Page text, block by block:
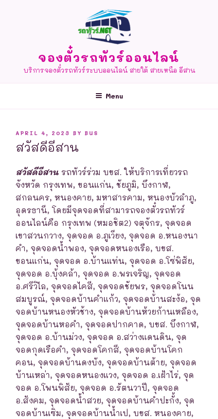
จองตั๋วรถทัวร์ออนไลน์
บริการจองตั๋วรถทัวร์ระบบออนไลน์ สายใต้ สายเหนือ อีสาน
Menu
POSTED
APRIL 4, 2023 BY BUS
สวัสดีอีสาน
สวัสดีอีสาน รถทัวร์ร่วม บขส. ให้บริการเที่ยวรถ
จังหวัด กรุงเทพ, ขอนแก่น, ชัยภูมิ, บึงกาฬ,
สกลนคร, หนองคาย, มหาสารคาม, หนองบัวลำภู,
อุดรธานี, โดยมีจุดจอดที่สามารถจองตั๋วรถทัวร์
ออนไลน์คือ กรุงเทพ (หมอชิต2) จตุจักร, จุดจอด
เขาสวนกวาง, จุดจอด อ.ภูเวียง, จุดจอด อ.หนองนา
คำ, จุดจอดน้ำพอง, จุดจอดหนองเรือ, บขส.
ขอนแก่น, จุดจอด อ.บ้านแท่น, จุดจอด อ.โซ่พิสัย,
จุดจอด อ.บุ้งคล้า, จุดจอด อ.พรเจริญ, จุดจอด
อ.ศรีวิไล, จุดจอดไคสี, จุดจอดชัยพร, จุดจอดโนน
สมบูรณ์, จุดจอดบ้านคำแก้ว, จุดจอดบ้านสะง้อ, จุด
จอดบ้านหนองหัวช้าง, จุดจอดบ้านห้วยก้านเหลือง,
จุดจอดบ้านหอคำ, จุดจอดปากคาด, บขส. บึงกาฬ,
จุดจอด อ.บ้านม่วง, จุดจอด อ.สว่างแดนดิน, จุด
จอดกุดเรือคำ, จุดจอดโคกสี, จุดจอดบ้านโคก
คอน, จุดจอดบ้านดงบัง, จุดจอดบ้านต้าย, จุดจอด
บ้านเหล่า, จุดจอดหนองแวง, จุดจอด อ.เฝ้าไร่, จุด
จอด อ.โพนพิสัย, จุดจอด อ.รัตนวาปี, จุดจอด
อ.สังคม, จุดจอดน้ำสวย, จุดจอดบ้านคำปะกั้ง, จุด
จอดบ้านเซิม, จุดจอดบ้านน้ำเป, บขส. หนองคาย,